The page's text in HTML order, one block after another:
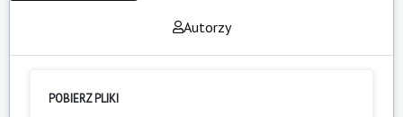
Autorzy
POBIERZ PLIKI